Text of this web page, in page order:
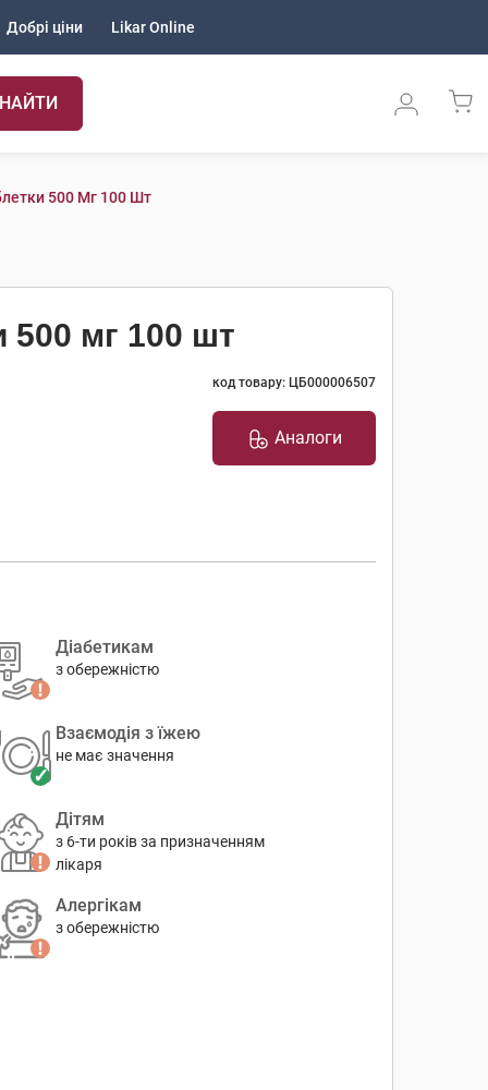
Добрі ціни Likar Online
500 Мг 100 Шт
500 мг 100 шт
код товару: ЦБ000006507
Аналоги
Діабетикам
з обережністю
Взаємодія з їжею
не має значення
Дітям
з 6-ти років за призначенням
лікаря
Алергікам
з обережністю